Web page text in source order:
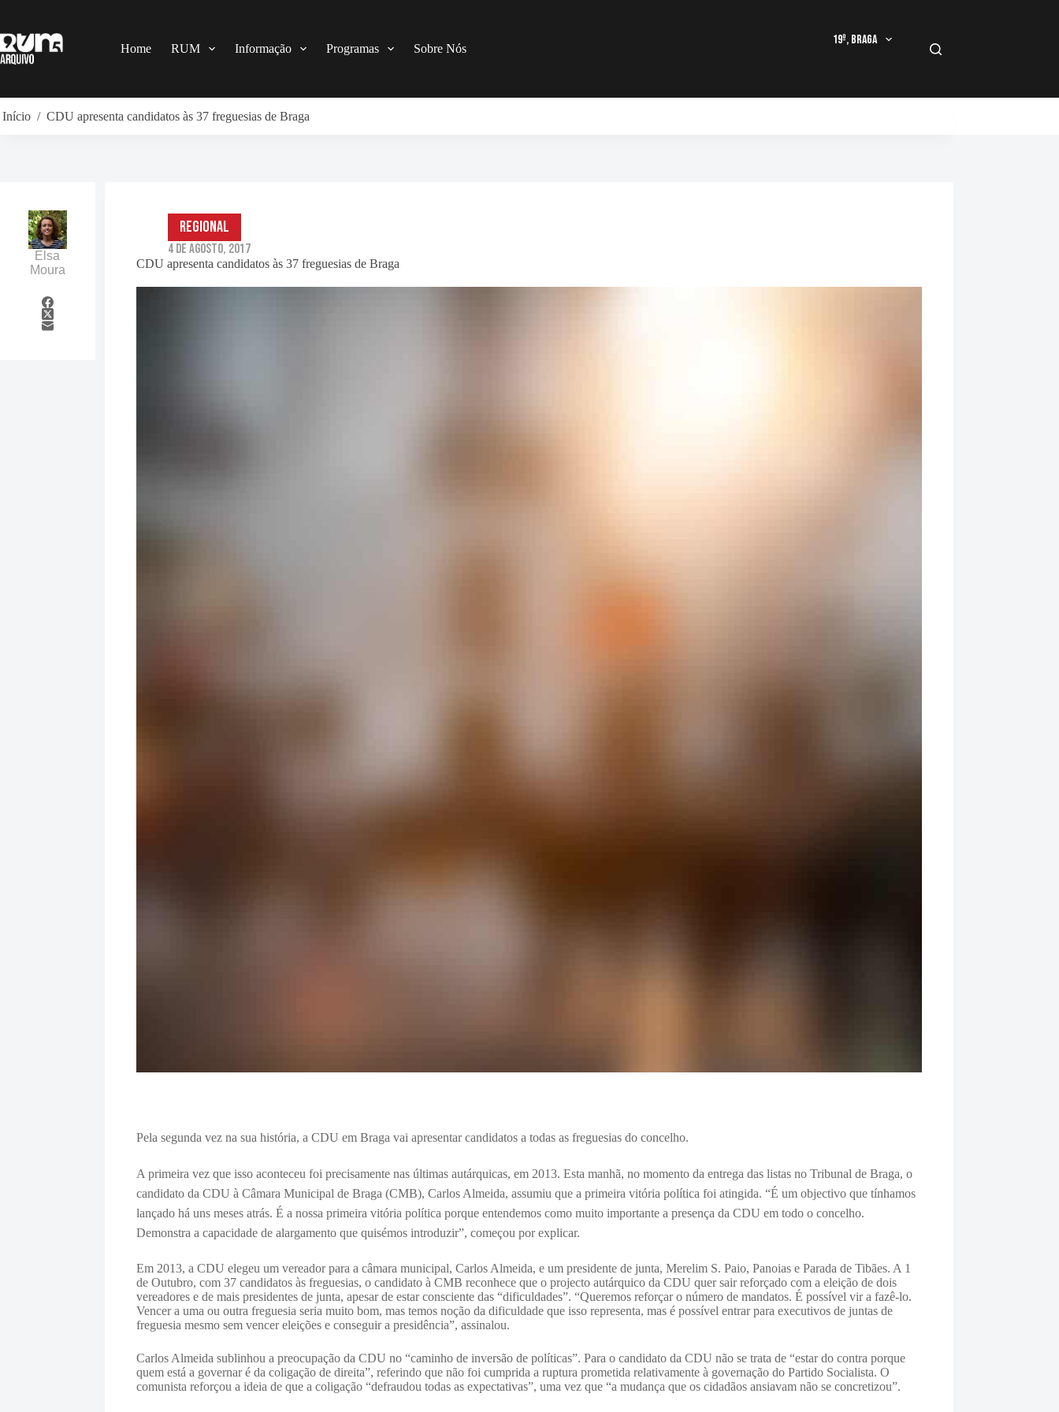
o
conteúdo
Home RUM Informação Programas Sobre Nós
19º, Braga
Início / CDU apresenta candidatos às 37 freguesias de Braga
CDU apresenta candidatos às 37 freguesias de Braga
Regional
4 de Agosto, 2017
Pela segunda vez na sua história, a CDU em Braga vai apresentar candidatos a todas as freguesias do concelho.
A primeira vez que isso aconteceu foi precisamente nas últimas autárquicas, em 2013.Esta manhã, no momento da entrega das listas no Tribunal de Braga, o
candidato da CDU à Câmara Municipal de Braga (CMB), Carlos Almeida, assumiu que a primeira vitória política foi atingida. “É um objectivo que tínhamos
lançado há uns meses atrás. É a nossa primeira vitória política porque entendemos como muito importante a presença da CDU em todo o concelho.
Demonstra a capacidade de alargamento que quisémos introduzir”, começou por explicar.
Em 2013, a CDU elegeu um vereador para a câmara municipal, Carlos Almeida, e um presidente de junta, Merelim S. Paio, Panoias e Parada de Tibães. A 1
de Outubro, com 37 candidatos às freguesias, o candidato à CMB reconhece que o projecto autárquico da CDU quer sair reforçado com a eleição de dois
vereadores e de mais presidentes de junta, apesar de estar consciente das “dificuldades”. “Queremos reforçar o número de mandatos. É possível vir a fazê-lo.
Vencer a uma ou outra freguesia seria muito bom, mas temos noção da dificuldade que isso representa, mas é possível entrar para executivos de juntas de
freguesia mesmo sem vencer eleições e conseguir a presidência”, assinalou.
Carlos Almeida sublinhou a preocupação da CDU no “caminho de inversão de políticas”. Para o candidato da CDU não se trata de “estar do contra porque
quem está a governar é da coligação de direita”, referindo que não foi cumprida a ruptura prometida relativamente à governação do Partido Socialista. O
comunista reforçou a ideia de que a coligação “defraudou todas as expectativas”, uma vez que “a mudança que os cidadãos ansiavam não se concretizou”.
Elsa
Moura